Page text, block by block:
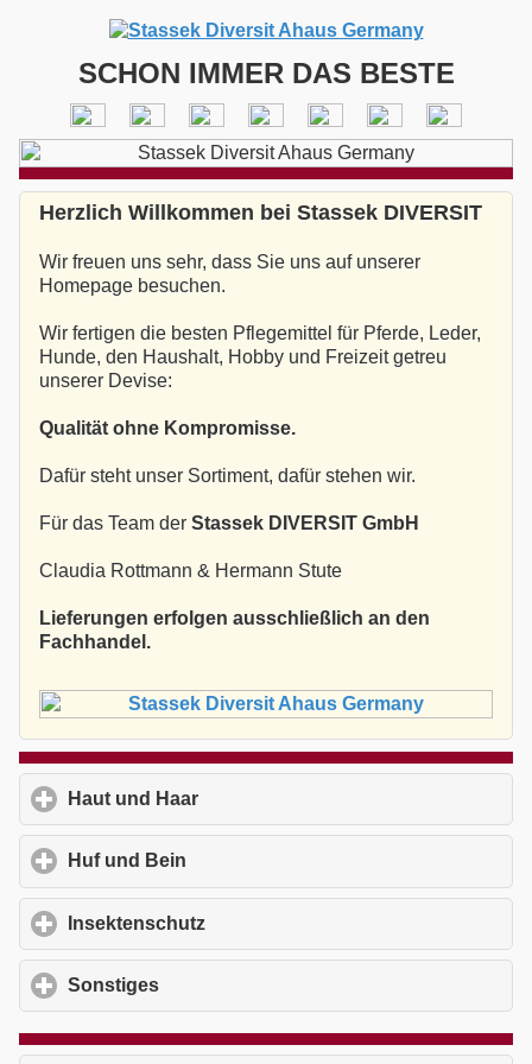
SCHON IMMER DAS BESTE
Herzlich Willkommen bei Stassek DIVERSIT
Wir freuen uns sehr, dass Sie uns auf unserer
Homepage besuchen.
Wir fertigen die besten Pflegemittel für Pferde, Leder,
Hunde, den Haushalt, Hobby und Freizeit getreu
unserer Devise:
Qualität ohne Kompromisse.
Dafür steht unser Sortiment, dafür stehen wir.
Für das Team der Stassek DIVERSIT GmbH
Claudia Rottmann & Hermann Stute
Lieferungen erfolgen ausschließlich an den
Fachhandel.
Haut und Haar
Huf und Bein
Insektenschutz
Sonstiges